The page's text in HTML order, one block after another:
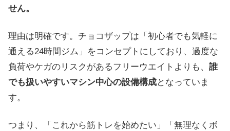
せん。
理由は明確です。チョコザップは「初心者でも気軽に
通える24時間ジム」をコンセプトにしており、過度な
負荷やケガのリスクがあるフリーウエイトよりも、 誰
でも扱いやすいマシン中心の設備構成となっていま
す。
つまり、「これから筋トレを始めたい」「無理なくボ